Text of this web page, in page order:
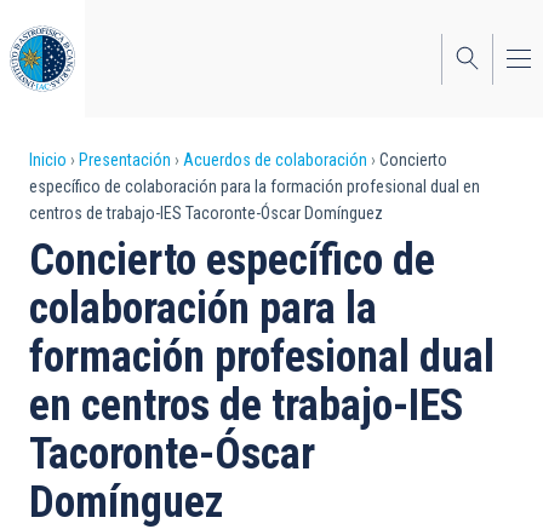
al
contenido
principal
Sobrescribir
enlaces
de
ayuda
a
la
navegación
Inicio Presentación Acuerdos de colaboración
Concierto
específico de colaboración para la formación profesional dual en
centros de trabajo-IES Tacoronte-Óscar Domínguez
Concierto específico de
colaboración para la
formación profesional dual
en centros de trabajo-IES
Tacoronte-Óscar
Domínguez